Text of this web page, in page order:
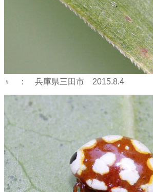
♀ ： 兵庫県三田市 2015.8.4